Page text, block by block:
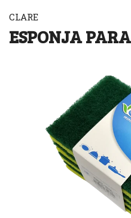
CLARE
ESPONJA